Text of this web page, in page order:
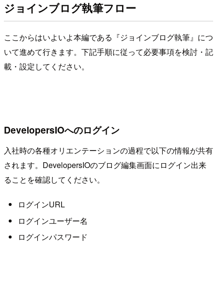
ジョインブログ執筆フロー
ここからはいよいよ本編である『ジョインブログ執筆』につ
いて進めて行きます。下記手順に従って必要事項を検討・記
載・設定してください。
DevelopersIOへのログイン
入社時の各種オリエンテーションの過程で以下の情報が共有
されます。DevelopersIOのブログ編集画面にログイン出来
ることを確認してください。
ログインURL
ログインユーザー名
ログインパスワード